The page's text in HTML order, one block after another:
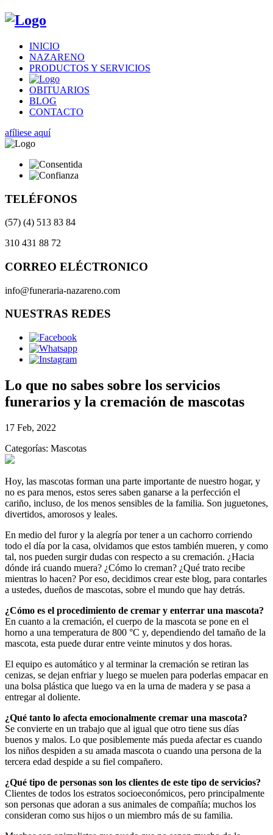
INICIO
NAZARENO
PRODUCTOS Y SERVICIOS
OBITUARIOS
BLOG
CONTACTO
afíliese aquí
TELÉFONOS
(57) (4) 513 83 84
310 431 88 72
CORREO ELÉCTRONICO
info@funeraria-nazareno.com
NUESTRAS REDES
Lo que no sabes sobre los servicios
funerarios y la cremación de mascotas
17 Feb, 2022
Categorías: Mascotas
Hoy, las mascotas forman una parte importante de nuestro hogar, y
no es para menos, estos seres saben ganarse a la perfección el
cariño, incluso, de los menos sensibles de la familia. Son juguetones,
divertidos, amorosos y leales.
En medio del furor y la alegría por tener a un cachorro corriendo
todo el día por la casa, olvidamos que estos también mueren, y como
tal, nos pueden surgir dudas con respecto a su cremación. ¿Hacia
dónde irá cuando muera? ¿Cómo lo creman? ¿Qué trato recibe
mientras lo hacen? Por eso, decidimos crear este blog, para contarles
a ustedes, dueños de mascotas, sobre el mundo que hay detrás.
¿Cómo es el procedimiento de cremar y enterrar una mascota?
En cuanto a la cremación, el cuerpo de la mascota se pone en el
horno a una temperatura de 800 °C y, dependiendo del tamaño de la
mascota, esta puede durar entre veinte minutos y dos horas.
El equipo es automático y al terminar la cremación se retiran las
cenizas, se dejan enfriar y luego se muelen para poderlas empacar en
una bolsa plástica que luego va en la urna de madera y se pasa a
entregar al doliente.
¿Qué tanto lo afecta emocionalmente cremar una mascota?
Se convierte en un trabajo que al igual que otro tiene sus días
buenos y malos. Lo que posiblemente más pueda afectar es cuando
los niños despiden a su amada mascota o cuando una persona de la
tercera edad despide a su fiel compañero.
¿Qué tipo de personas son los clientes de este tipo de servicios?
Clientes de todos los estratos socioeconómicos, pero principalmente
son personas que adoran a sus animales de compañía; muchos los
consideran como sus hijos o un miembro más de su familia.